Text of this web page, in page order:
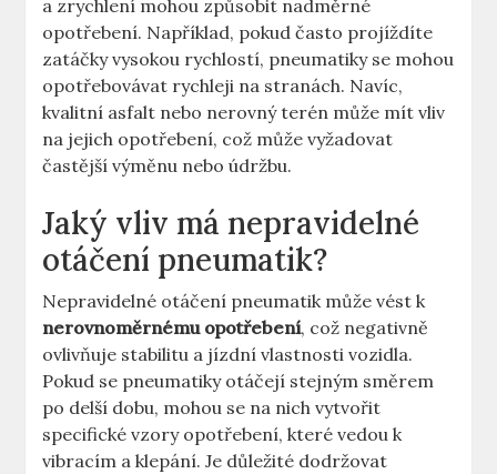
a zrychlení mohou způsobit nadměrné
opotřebení. Například, pokud často projíždíte
zatáčky vysokou rychlostí, pneumatiky se mohou
opotřebovávat rychleji na stranách. Navíc,
kvalitní asfalt nebo nerovný terén může mít vliv
na jejich opotřebení, což může vyžadovat
častější výměnu nebo údržbu.
Jaký vliv má nepravidelné
otáčení pneumatik?
Nepravidelné otáčení pneumatik může vést k
nerovnoměrnému opotřebení, což negativně
ovlivňuje stabilitu a jízdní vlastnosti vozidla.
Pokud se pneumatiky otáčejí stejným směrem
po delší dobu, mohou se na nich vytvořit
specifické vzory opotřebení, které vedou k
vibracím a klepání. Je důležité dodržovat